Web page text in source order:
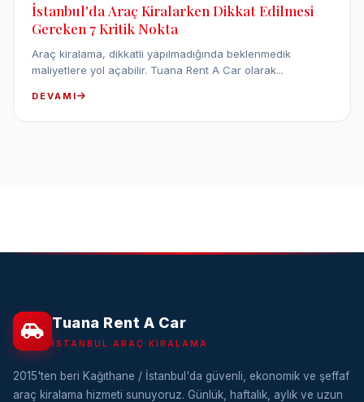
İstanbul'da Araç Kiralarken Dikkat Edilmesi
Gereken 7 Kritik Nokta
Araç kiralama, dikkatli yapılmadığında beklenmedik
maliyetlere yol açabilir. Tuana Rent A Car olarak...
DEVAMI
Tuana Rent A Car
İSTANBUL ARAÇ KIRALAMA
2015'ten beri Kağıthane / İstanbul'da güvenli, ekonomik ve şeffaf
araç kiralama hizmeti sunuyoruz. Günlük, haftalık, aylık ve uzun